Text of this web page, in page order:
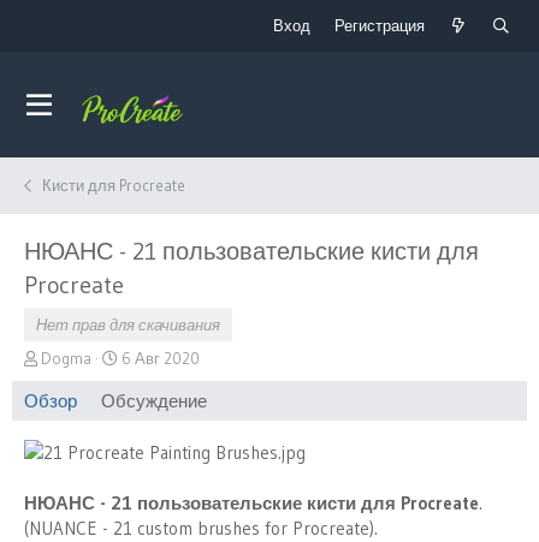
Вход Регистрация
Кисти для Procreate
НЮАНС - 21 пользовательские кисти для
Procreate
Нет прав для скачивания
А
в
т
о
р
Dogma
Д
а
т
а
о
д
а
6 Авг 2020
Обзор Обсуждение
НЮАНС - 21 пользовательские кисти для Procreate.
(NUANCE - 21 custom brushes for Procreate).